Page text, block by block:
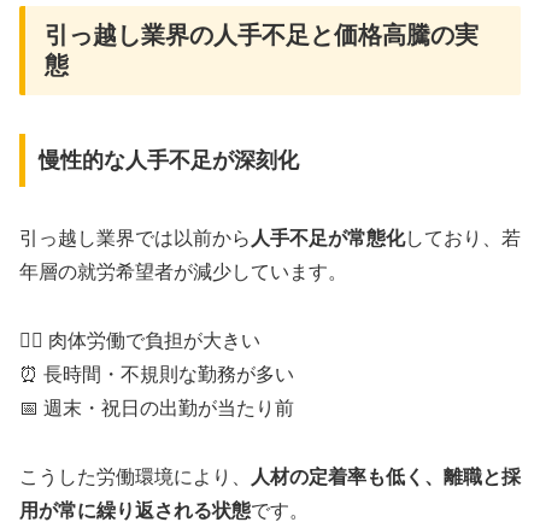
引っ越し業界の人手不足と価格高騰の実
態
慢性的な人手不足が深刻化
引っ越し業界では以前から 人手不足が常態化しており、若
年層の就労希望者が減少しています。
🏃‍♂️ 肉体労働で負担が大きい
⏰ 長時間・不規則な勤務が多い
📅 週末・祝日の出勤が当たり前
こうした労働環境により、
人材の定着率も低く、離職と採
用が常に繰り返される状態です。